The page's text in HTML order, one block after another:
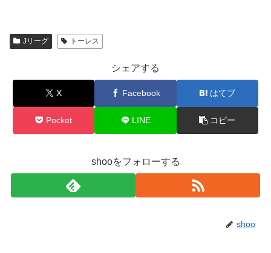
Jリーグ トーレス
シェアする
X Facebook はてブ
Pocket LINE コピー
shooをフォローする
shoo